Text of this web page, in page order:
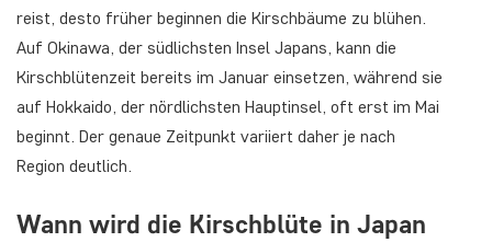
reist, desto früher beginnen die Kirschbäume zu blühen.
Auf Okinawa, der südlichsten Insel Japans, kann die
Kirschblütenzeit bereits im Januar einsetzen, während sie
auf Hokkaido, der nördlichsten Hauptinsel, oft erst im Mai
beginnt. Der genaue Zeitpunkt variiert daher je nach
Region deutlich.
Wann wird die Kirschblüte in Japan